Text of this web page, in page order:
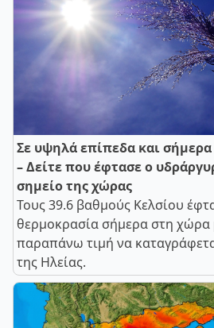
Σε υψηλά επίπεδα και
– Δείτε που έφτασε ο
σημείο της χώρας
Τους 39.6 βαθμούς Κελσίου
θερμοκρασία σήμερα στη χώρα
παραπάνω τιμή να
της Ηλείας.